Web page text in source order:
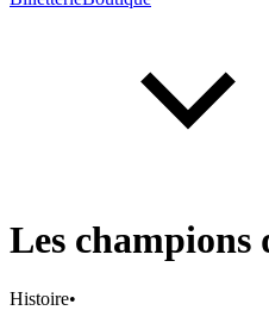
Les champions
Histoire•